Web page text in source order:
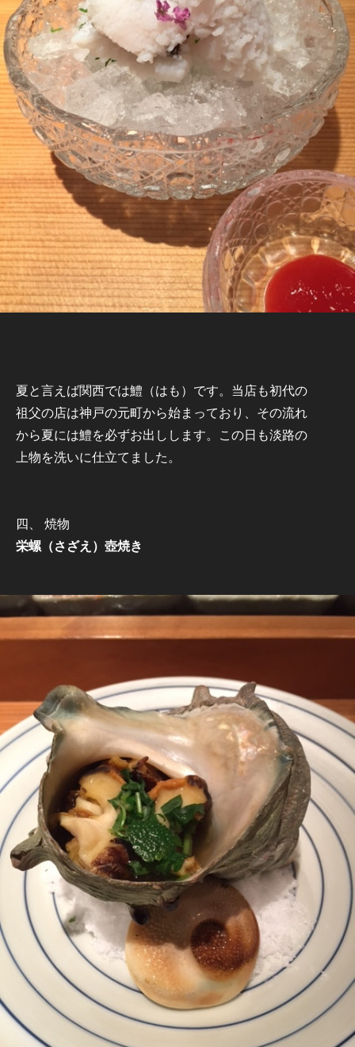
夏と言えば関西では鱧（はも）です。当店も初代の
祖父の店は神戸の元町から始まっており、その流れ
から夏には鱧を必ずお出しします。この日も淡路の
上物を洗いに仕立てました。
四、 焼物
栄螺（さざえ）壺焼き